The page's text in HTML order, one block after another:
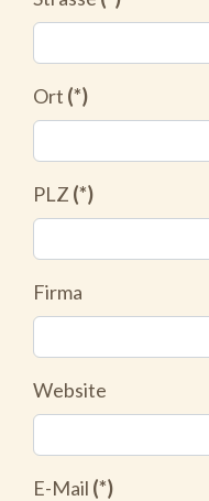
Ort (*)
PLZ (*)
Firma
Website
E-Mail (*)